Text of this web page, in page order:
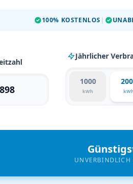
100% KOSTENLOS |
Jährlicher
1000
kWh